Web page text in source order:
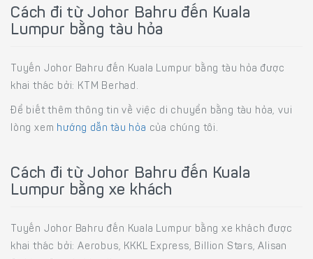
Cách đi từ Johor Bahru đến Kuala
Lumpur bằng tàu hỏa
Tuyến Johor Bahru đến Kuala Lumpur bằng tàu hỏa được
khai thác bởi: KTM Berhad.
Để biết thêm thông tin về việc di chuyển bằng tàu hỏa, vui
lòng xem hướng dẫn tàu hỏa của chúng tôi.
Cách đi từ Johor Bahru đến Kuala
Lumpur bằng xe khách
Tuyến Johor Bahru đến Kuala Lumpur bằng xe khách được
khai thác bởi: Aerobus, KKKL Express, Billion Stars, Alisan